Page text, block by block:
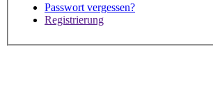
Passwort vergessen?
Registrierung